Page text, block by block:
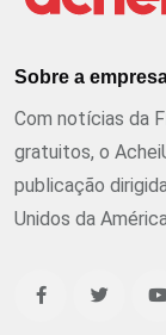
Sobre a
Com notícias da
gratuitos, o
publicação
Unidos da